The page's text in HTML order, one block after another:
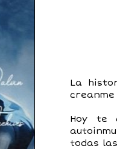
La
Hoy te
todas